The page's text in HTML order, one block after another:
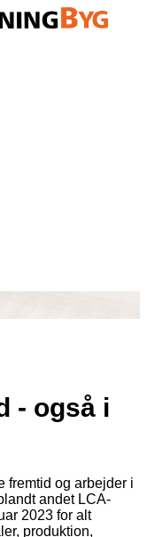
- også i
fremtid og arbejder i
andet LCA-
2023 for alt
produktion,